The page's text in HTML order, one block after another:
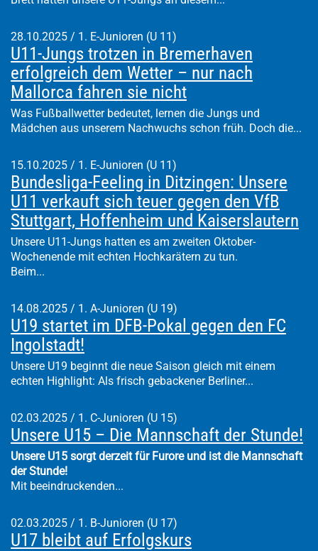
28.10.2025 / 1. E-Junioren (U 11)
U11-Jungs trotzen in Bremerhaven
erfolgreich dem Wetter – nur nach
Mallorca fahren sie nicht
Was Fußballwetter bedeutet, lernen die Jungs und
Mädchen aus unserem Nachwuchs schon früh. Doch die...
15.10.2025 / 1. E-Junioren (U 11)
Bundesliga-Feeling in Ditzingen: Unsere
U11 verkauft sich teuer gegen den VfB
Stuttgart, Hoffenheim und Kaiserslautern
Unsere U11-Jungs hatten es am zweiten Oktober-
Wochenende mit echten Hochkarätern zu tun.
Beim...
14.08.2025 / 1. A-Junioren (U 19)
U19 startet im DFB-Pokal gegen den FC
Ingolstadt!
Unsere U19 beginnt die neue Saison gleich mit einem
echten Highlight: Als frisch gebackener Berliner...
02.03.2025 / 1. C-Junioren (U 15)
Unsere U15 – Die Mannschaft der Stunde!
Unsere U15 sorgt derzeit für Furore und ist die Mannschaft
der Stunde!
Mit beeindruckenden...
02.03.2025 / 1. B-Junioren (U 17)
U17 bleibt auf Erfolgskurs